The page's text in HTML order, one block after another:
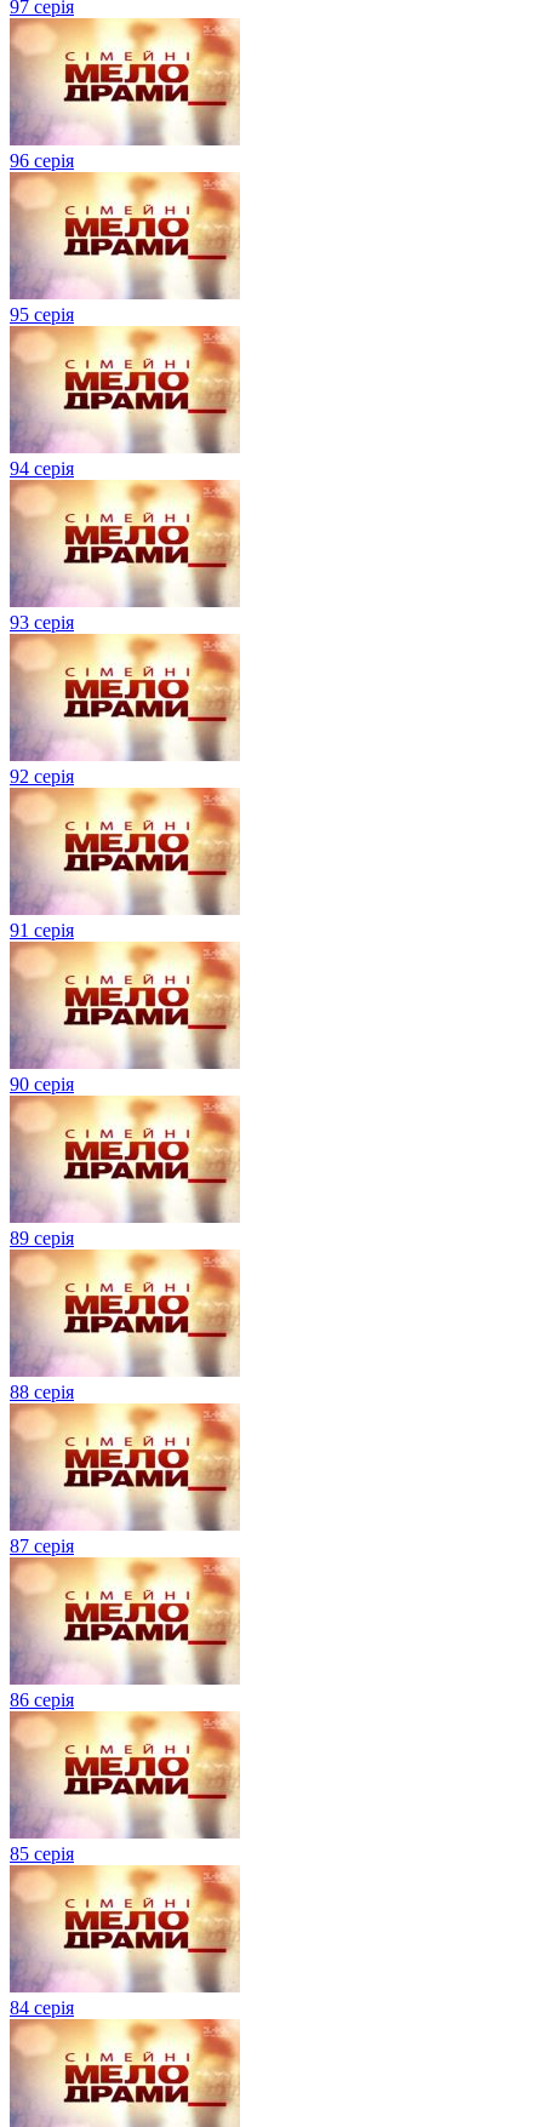
97 серія
96 серія
95 серія
94 серія
93 серія
92 серія
91 серія
90 серія
89 серія
88 серія
87 серія
86 серія
85 серія
84 серія